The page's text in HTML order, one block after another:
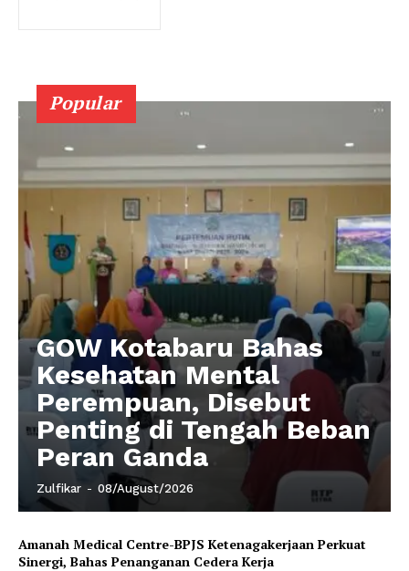
Popular
GOW Kotabaru Bahas
Kesehatan Mental
Perempuan, Disebut
Penting di Tengah Beban
Peran Ganda
Zulfikar - 08/August/2026
Amanah Medical Centre-BPJS Ketenagakerjaan Perkuat
Sinergi, Bahas Penanganan Cedera Kerja